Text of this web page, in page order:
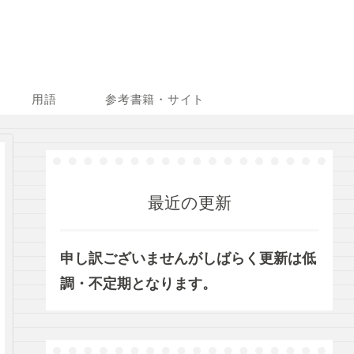
用語 参考書籍・サイト
最近の更新
申し訳ございませんがしばらく更新は低
調・不定期となります。